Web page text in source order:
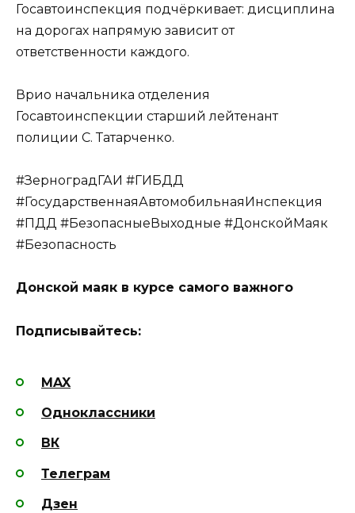
Госавтоинспекция подчёркивает: дисциплина
на дорогах напрямую зависит от
ответственности каждого.
Врио начальника отделения
Госавтоинспекции старший лейтенант
полиции С. Татарченко.
#ЗерноградГАИ #ГИБДД
#ГосударственнаяАвтомобильнаяИнспекция
#ПДД #БезопасныеВыходные #ДонскойМаяк
#Безопасность
Донской маяк в курсе самого важного
Подписывайтесь:
MAX
Одноклассники
ВК
Телеграм
Дзен